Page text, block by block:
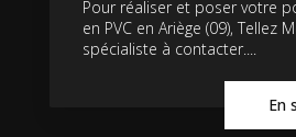
Pour réaliser et poser votre
en PVC en Ariège (09), Tellez
spécialiste à contacter....
En